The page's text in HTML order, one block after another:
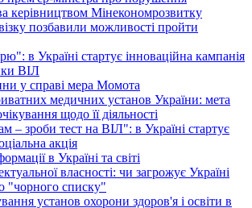
керівництвом Мінекономрозвитку
позбавили можливості пройти
в Україні стартує інноваційна кампанія
ВІЛ
у справі мера Момота
медичних установ України: мета
щодо її діяльності
– зроби тест на ВІЛ": в Україні стартує
акція
в Україні та світі
власності: чи загрожує Україні
"чорного списку"
установ охорони здоров'я і освіти в